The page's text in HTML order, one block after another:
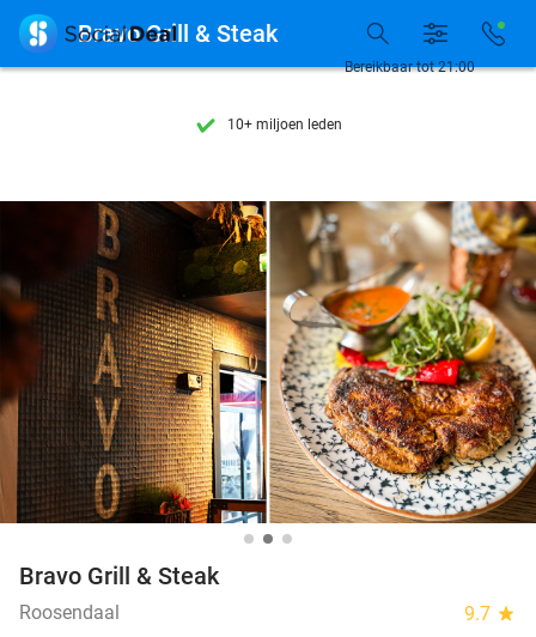
7 dagen per week beschikbaar
7 dagen per week beschikbaar
10+ miljoen leden
Bereikbaar tot 21:00
 Bravo Grill & Steak
Bravo Grill & Steak
Roosendaal 9.7 star